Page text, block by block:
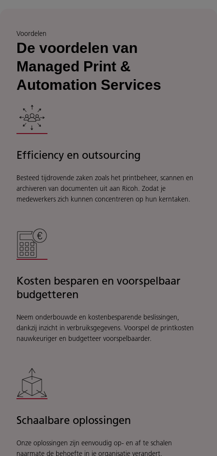
Voordelen
De voordelen van
Managed Print &
Automation Services
Efficiency en outsourcing
Besteed tijdrovende zaken zoals het printbeheer, scannen en
archiveren van documenten uit aan Ricoh. Zodat je
medewerkers zich kunnen concentreren op hun kerntaken.
Kosten besparen en voorspelbaar
budgetteren
Neem onderbouwde en kostenbesparende beslissingen,
dankzij inzicht in verbruiksgegevens. Voorspel de printkosten
nauwkeuriger en budgetteer voorspelbaarder.
Schaalbare oplossingen
Onze oplossingen zijn eenvoudig op- en af te schalen
naarmate de behoefte in je organisatie verandert.